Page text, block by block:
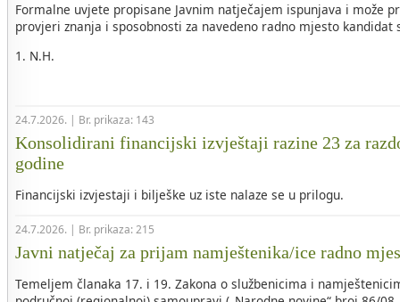
Formalne uvjete propisane Javnim natječajem ispunjava i može
provjeri znanja i sposobnosti za navedeno radno mjesto
1. N.H.
24.7.2026. | Br. prikaza: 143
Konsolidirani financijski izvještaji razine 23 za
godine
Financijski izvjestaji i bilješke uz iste nalaze se u prilogu.
24.7.2026. | Br. prikaza: 215
Javni natječaj za prijam namještenika/ice radno
Temeljem članaka 17. i 19. Zakona o službenicima i